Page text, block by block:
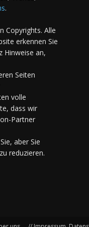
.
Copyrights. Alle
erkennen Sie
Hinweise an,
Seiten
volle
dass wir
Partner
aber Sie
reduzieren.